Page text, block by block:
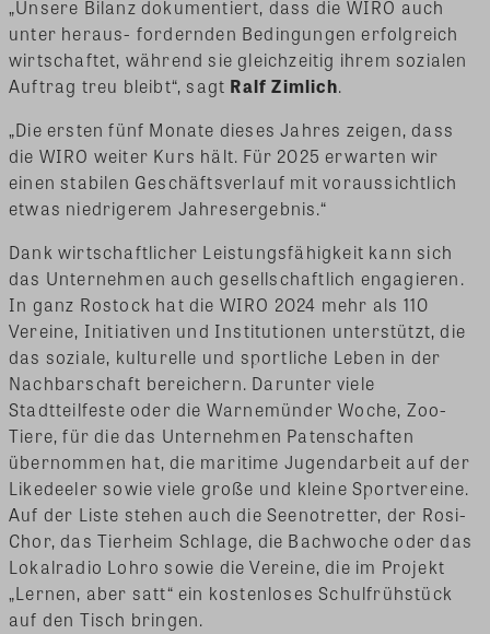
„Unsere Bilanz dokumentiert, dass die WIRO auch
unter heraus- fordernden Bedingungen erfolgreich
wirtschaftet, während sie gleichzeitig ihrem sozialen
Auftrag treu bleibt“, sagt Ralf Zimlich.
„Die ersten fünf Monate dieses Jahres zeigen, dass
die WIRO weiter Kurs hält. Für 2025 erwarten wir
einen stabilen Geschäftsverlauf mit voraussichtlich
etwas niedrigerem Jahresergebnis.“
Dank wirtschaftlicher Leistungsfähigkeit kann sich
das Unternehmen auch gesellschaftlich engagieren.
In ganz Rostock hat die WIRO 2024 mehr als 110
Vereine, Initiativen und Institutionen unterstützt, die
das soziale, kulturelle und sportliche Leben in der
Nachbarschaft bereichern. Darunter viele
Stadtteilfeste oder die Warnemünder Woche, Zoo-
Tiere, für die das Unternehmen Patenschaften
übernommen hat, die maritime Jugendarbeit auf der
Likedeeler sowie viele große und kleine Sportvereine.
Auf der Liste stehen auch die Seenotretter, der Rosi-
Chor, das Tierheim Schlage, die Bachwoche oder das
Lokalradio Lohro sowie die Vereine, die im Projekt
„Lernen, aber satt“ ein kostenloses Schulfrühstück
auf den Tisch bringen.